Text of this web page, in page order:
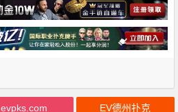
evpks.com EV德州扑克